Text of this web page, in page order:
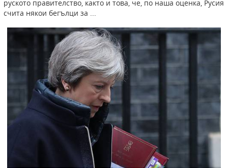
руското правителство, както и това, че, по наша оценка, Русия
счита някои бегълци за ...